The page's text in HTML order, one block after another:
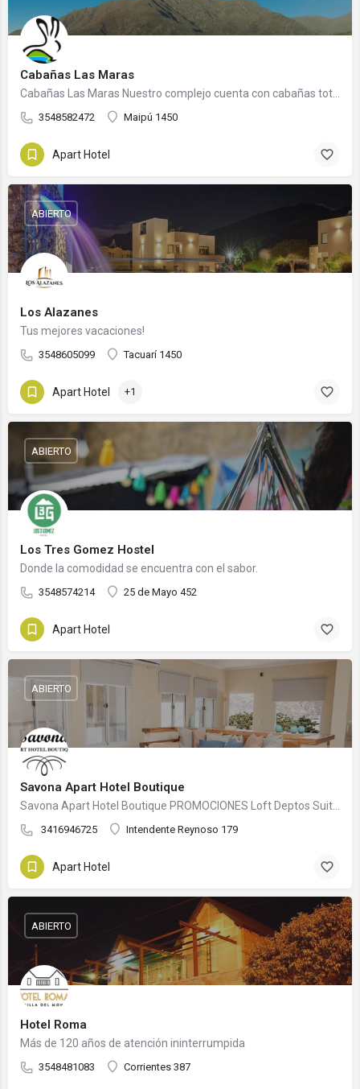
Cabañas Las Maras
3548582472 Maipú 1450
Apart Hotel
Los Alazanes
Tus mejores vacaciones!
3548605099 Tacuarí 1450
ABIERTO
Apart Hotel +1
Los Tres Gomez Hostel
Donde la comodidad se encuentra con el sabor.
3548574214 25 de Mayo 452
ABIERTO
Apart Hotel
Savona Apart Hotel Boutique
3416946725 Intendente Reynoso 179
ABIERTO
Apart Hotel
Hotel Roma
Más de 120 años de atención ininterrumpida
3548481083 Corrientes 387
ABIERTO